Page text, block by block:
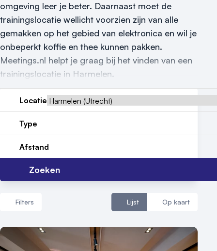
Meld locatie aan
Nieuws
Reviews (5⭐️)
Contact
omgeving leer je beter. Daarnaast moet de
trainingslocatie wellicht voorzien zijn van alle
gemakken op het gebied van elektronica en wil je
onbeperkt koffie en thee kunnen pakken.
Meetings.nl helpt je graag bij het vinden van een
trainingslocatie in Harmelen.
Locatie
Type
Afstand
Zoeken
Filters Lijst Op kaart
Aantal zalen